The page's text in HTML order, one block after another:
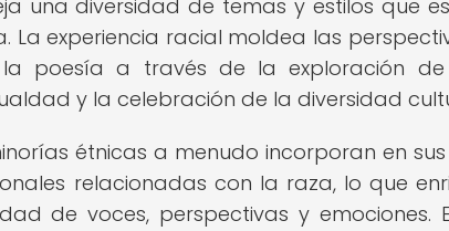
una diversidad de temas y estilos que
La experiencia racial moldea las
poesía a través de la exploración
y la celebración de la diversidad
étnicas a menudo incorporan en
relacionadas con la raza, lo que
de voces, perspectivas y emociones.